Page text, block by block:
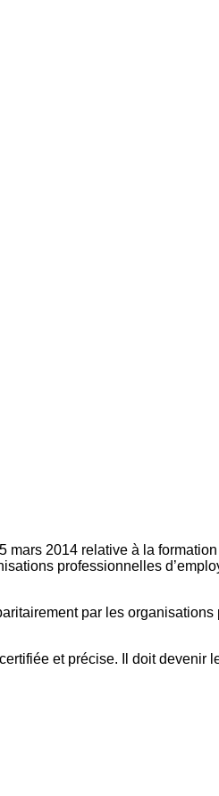
2014 relative à la
professionnelles
par les
et précise. Il doit